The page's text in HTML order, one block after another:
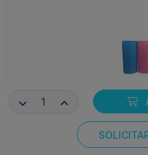
Consentimiento de cookies